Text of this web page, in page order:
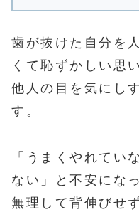
歯が抜けた自分を
くて恥ずかしい思
他人の目を気にし
す。
「うまくやれてい
ない」と不安にな
無理して背伸びせ